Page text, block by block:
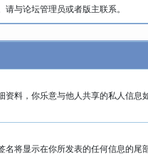
与论坛管理员或者版主联系。
料，你乐意与他人共享的私人信
将显示在你所发表的任何信息的尾部